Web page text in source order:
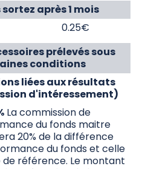
sortez après 1 mois
0.25€
prélevés sous
conditions
liées aux résultats
d'intéressement)
La commission de
du fonds maitre
20% de la différence
du fonds et celle
de référence. Le montant